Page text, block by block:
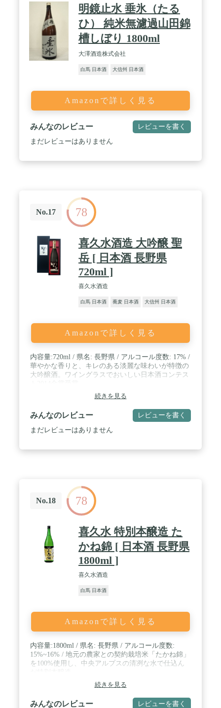
明鏡止水 垂氷（たる
ひ） 純米無濾過山田錦
槽しぼり 1800ml
大澤酒造株式会社
白馬 日本酒 大信州 日本酒
Amazonで詳しく見る
みんなのレビュー レビューを書く
まだレビューはありません
No.17 78
喜久水酒造 大吟醸 聖
岳 [ 日本酒 長野県
720ml ]
喜久水酒造
白馬 日本酒 蕎麦 日本酒 大信州 日本酒
Amazonで詳しく見る
内容量:720ml / 県名: 長野県 / アルコール度数: 17% /
華やかな香りと、キレのある淡麗な味わいが特徴の
大吟醸酒。ワイングラスでおいしい日本酒コンテス
続きを見る
みんなのレビュー レビューを書く
まだレビューはありません
No.18 78
喜久水 特別本醸造 た
かね錦 [ 日本酒 長野県
1800ml ]
喜久水酒造
白馬 日本酒
Amazonで詳しく見る
内容量:1800ml / 県名: 長野県 / アルコール度数:
15%~16% / 地元の農家との契約栽培米「たかね錦」
を100%使用し、中央アルプスの清冽な水で仕込ん
続きを見る
みんなのレビュー レビューを書く